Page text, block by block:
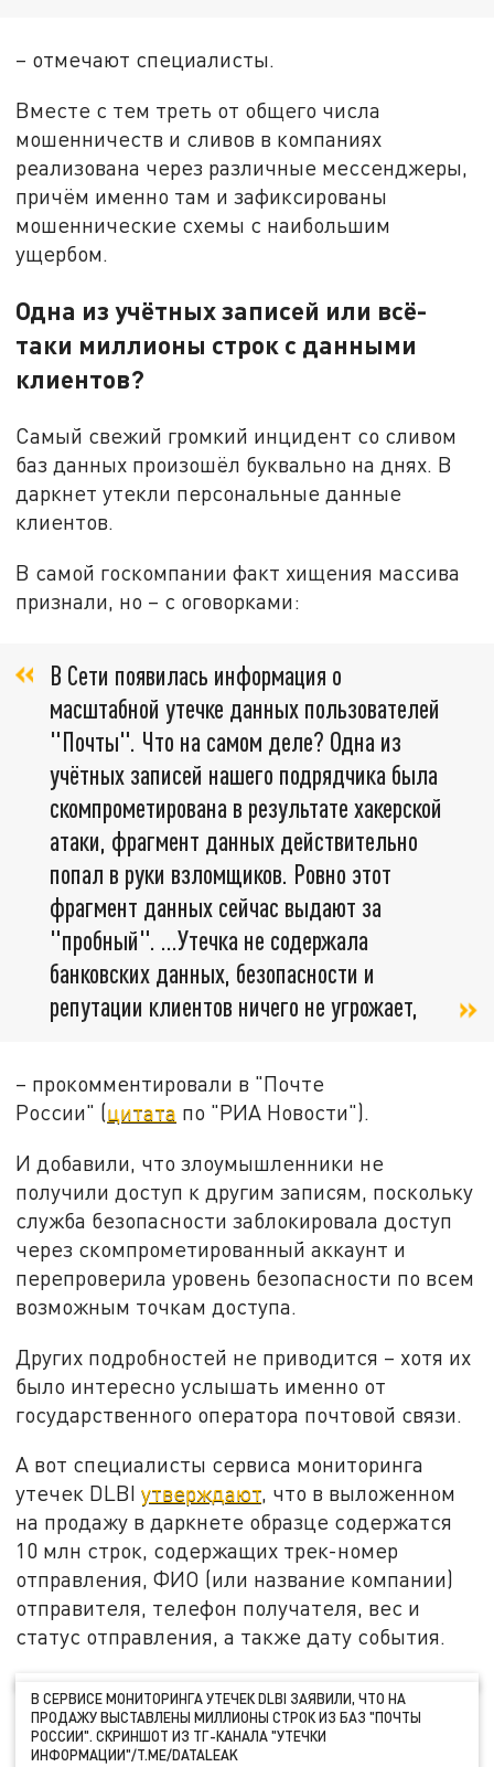
– отмечают специалисты.
Вместе с тем треть от общего числа
мошенничеств и сливов в компаниях
реализована через различные мессенджеры,
причём именно там и зафиксированы
мошеннические схемы с наибольшим
ущербом.
Одна из учётных записей или всё-
таки миллионы строк с данными
клиентов?
Самый свежий громкий инцидент со сливом
баз данных произошёл буквально на днях. В
даркнет утекли персональные данные
клиентов.
В самой госкомпании факт хищения массива
признали, но – с оговорками:
В Сети появилась информация о
масштабной утечке данных пользователей
"Почты". Что на самом деле? Одна из
учётных записей нашего подрядчика была
скомпрометирована в результате хакерской
атаки, фрагмент данных действительно
попал в руки взломщиков. Ровно этот
фрагмент данных сейчас выдают за
"пробный". ...Утечка не содержала
банковских данных, безопасности и
репутации клиентов ничего не угрожает,
– прокомментировали в "Почте
России" (цитата по "РИА Новости").
И добавили, что злоумышленники не
получили доступ к другим записям, поскольку
служба безопасности заблокировала доступ
через скомпрометированный аккаунт и
перепроверила уровень безопасности по всем
возможным точкам доступа.
Других подробностей не приводится – хотя их
было интересно услышать именно от
государственного оператора почтовой связи.
А вот специалисты сервиса мониторинга
утечек DLBIутверждают, что в выложенном
на продажу в даркнете образце содержатся
10 млн строк, содержащих трек-номер
отправления, ФИО (или название компании)
отправителя, телефон получателя, вес и
статус отправления, а также дату события.
В СЕРВИСЕ МОНИТОРИНГА УТЕЧЕК DLBI ЗАЯВИЛИ, ЧТО НА
ПРОДАЖУ ВЫСТАВЛЕНЫ МИЛЛИОНЫ СТРОК ИЗ БАЗ "ПОЧТЫ
РОССИИ". СКРИНШОТ ИЗ ТГ-КАНАЛА "УТЕЧКИ
ИНФОРМАЦИИ"/T.ME/DATALEAK